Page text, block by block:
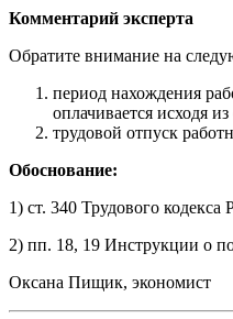
Комментарий эксперта
Обратите внимание на
период нахождения
оплачивается исходя
трудовой отпуск
Обоснование:
1) ст. 340 Трудового кодекса
2) пп. 18, 19 Инструкции о
Оксана Пищик, экономист